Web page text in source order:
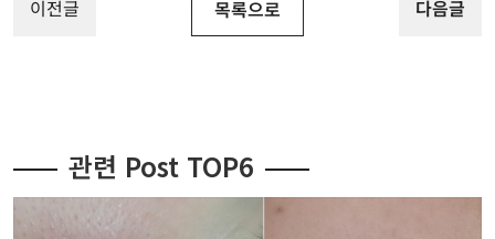
이전글 목록으로 다음글
관련 Post TOP6